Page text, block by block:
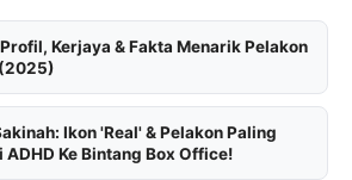
Kerjaya & Fakta Menarik Pelakon
Ikon 'Real' & Pelakon Paling
Ke Bintang Box Office!